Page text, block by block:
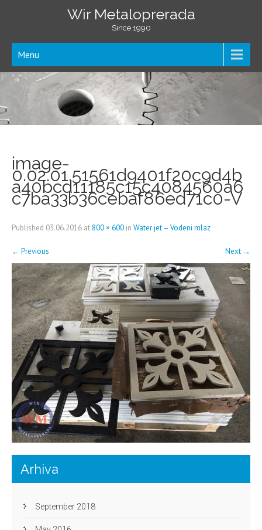
Wir Metaloprerada
Since 1990
Menu
image-
0.02.01.51561d9401f20c9d4b
a40bcd11185c15c4084560a6
c7ba33b36cebaf86ed71c0-V
Published 03.06.2016 at 800 × 600 in Water jet – Vodeni mlaz
← Previous Next →
Arhiva
September 2018